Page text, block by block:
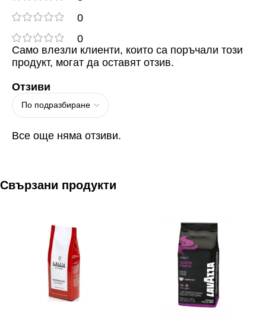
0
0
Отзиви
Все още няма отзиви.
Само влезли клиенти, които са поръчали този
продукт, могат да оставят отзив.
Свързани продукти